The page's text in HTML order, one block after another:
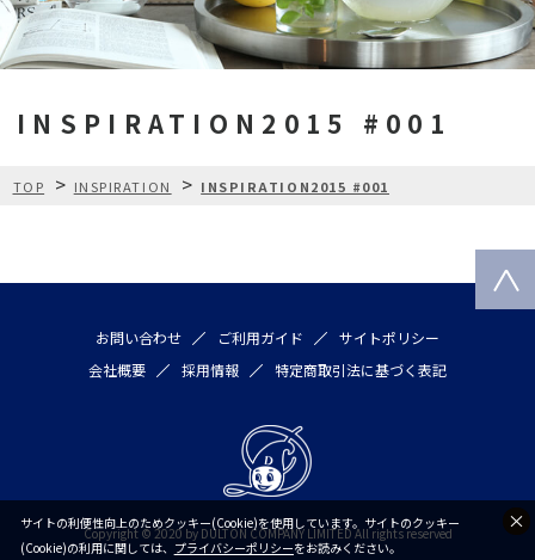
INSPIRATION2015 #001
TOP > INSPIRATION > INSPIRATION2015 #001
お問い合わせ ご利用ガイド
サイトポリシー
会社概要
採用情報 特定商取引法に基づく表記
Copyright © 2020 by DULTON COMPANY LIMITED All rights reserved
サイトの利便性向上のためクッキー(Cookie)を使用しています。サイトのクッキー
(Cookie)の利用に関しては、 プライバシーポリシーをお読みください。